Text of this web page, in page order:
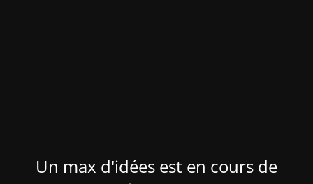
Un max d'idées est en cours de